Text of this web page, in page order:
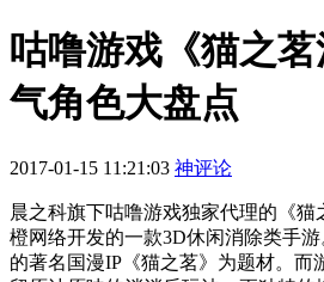
咕噜游戏《猫之
气角色大盘点
2017-01-15 11:21:03 神评论
晨之科旗下咕噜游戏独家代理的《
橙网络开发的一款3D休闲消除类手
的著名国漫IP《猫之茗》为题材。而